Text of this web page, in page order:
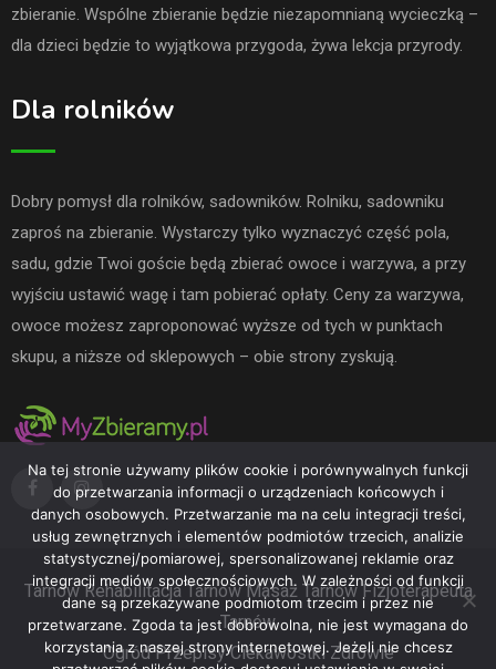
zbieranie. Wspólne zbieranie będzie niezapomnianą wycieczką –
dla dzieci będzie to wyjątkowa przygoda, żywa lekcja przyrody.
Dla rolników
Dobry pomysł dla rolników, sadowników. Rolniku, sadowniku
zaproś na zbieranie. Wystarczy tylko wyznaczyć część pola,
sadu, gdzie Twoi goście będą zbierać owoce i warzywa, a przy
wyjściu ustawić wagę i tam pobierać opłaty. Ceny za warzywa,
owoce możesz zaproponować wyższe od tych w punktach
skupu, a niższe od sklepowych – obie strony zyskują.
Tarnów Rehabilitacja Tarnów Masaż Tarnów Fizjoterapeuta
Tarnów
Ogród Przepisy Ciekawostki Zdrowie
Na tej stronie używamy plików cookie i porównywalnych funkcji
do przetwarzania informacji o urządzeniach końcowych i
danych osobowych. Przetwarzanie ma na celu integracji treści,
usług zewnętrznych i elementów podmiotów trzecich, analizie
statystycznej/pomiarowej, spersonalizowanej reklamie oraz
integracji mediów społecznościowych. W zależności od funkcji
dane są przekazywane podmiotom trzecim i przez nie
przetwarzane. Zgoda ta jest dobrowolna, nie jest wymagana do
korzystania z naszej strony internetowej. Jeżeli nie chcesz